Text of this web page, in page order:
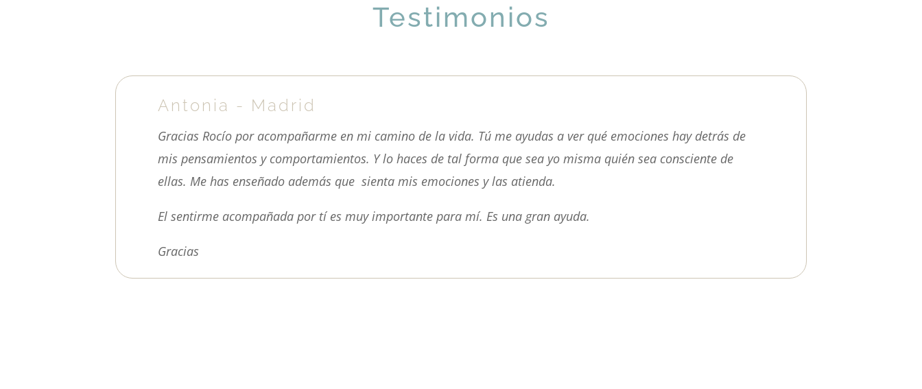
Testimonios
Antonia - Madrid
Gracias Rocío por acompañarme en mi camino de la vida. Tú me ayudas a ver qué emociones hay detrás de
mis pensamientos y comportamientos. Y lo haces de tal forma que sea yo misma quién sea consciente de
ellas. Me has enseñado además que sienta mis emociones y las atienda.
El sentirme acompañada por tí es muy importante para mí. Es una gran ayuda.
Gracias